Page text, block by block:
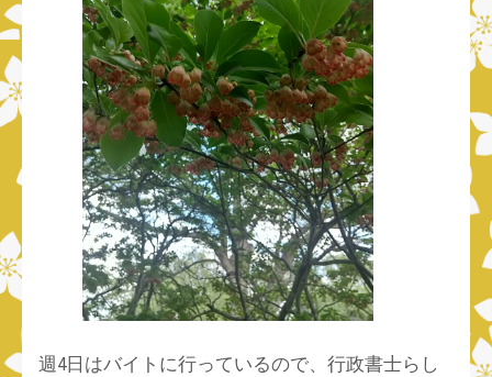
週4日はバイトに行っているので、行政書士らし